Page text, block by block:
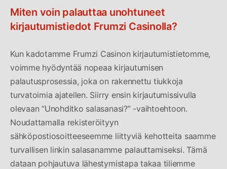
Miten voin palauttaa unohtuneet
kirjautumistiedot Frumzi Casinolla?
Kun kadotamme Frumzi Casinon kirjautumistietomme,
voimme hyödyntää nopeaa kirjautumisen
palautusprosessia, joka on rakennettu tiukkoja
turvatoimia ajatellen. Siirry ensin kirjautumissivulla
olevaan “Unohditko salasanasi?” -vaihtoehtoon.
Noudattamalla rekisteröityyn
sähköpostiosoitteeseemme liittyviä kehotteita saamme
turvallisen linkin salasanamme palauttamiseksi. Tämä
dataan pohjautuva lähestymistapa takaa tiliemme